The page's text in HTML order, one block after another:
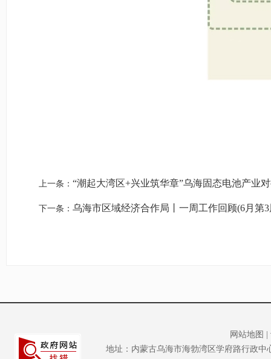
上一条： “潮起大湾区+兴业筑华章”乌海固态电池产业
下一条： 乌海市区域经济合作局丨一周工作回顾(6月第
网站地图
地址：内蒙古乌海市海勃湾区学府路行政中